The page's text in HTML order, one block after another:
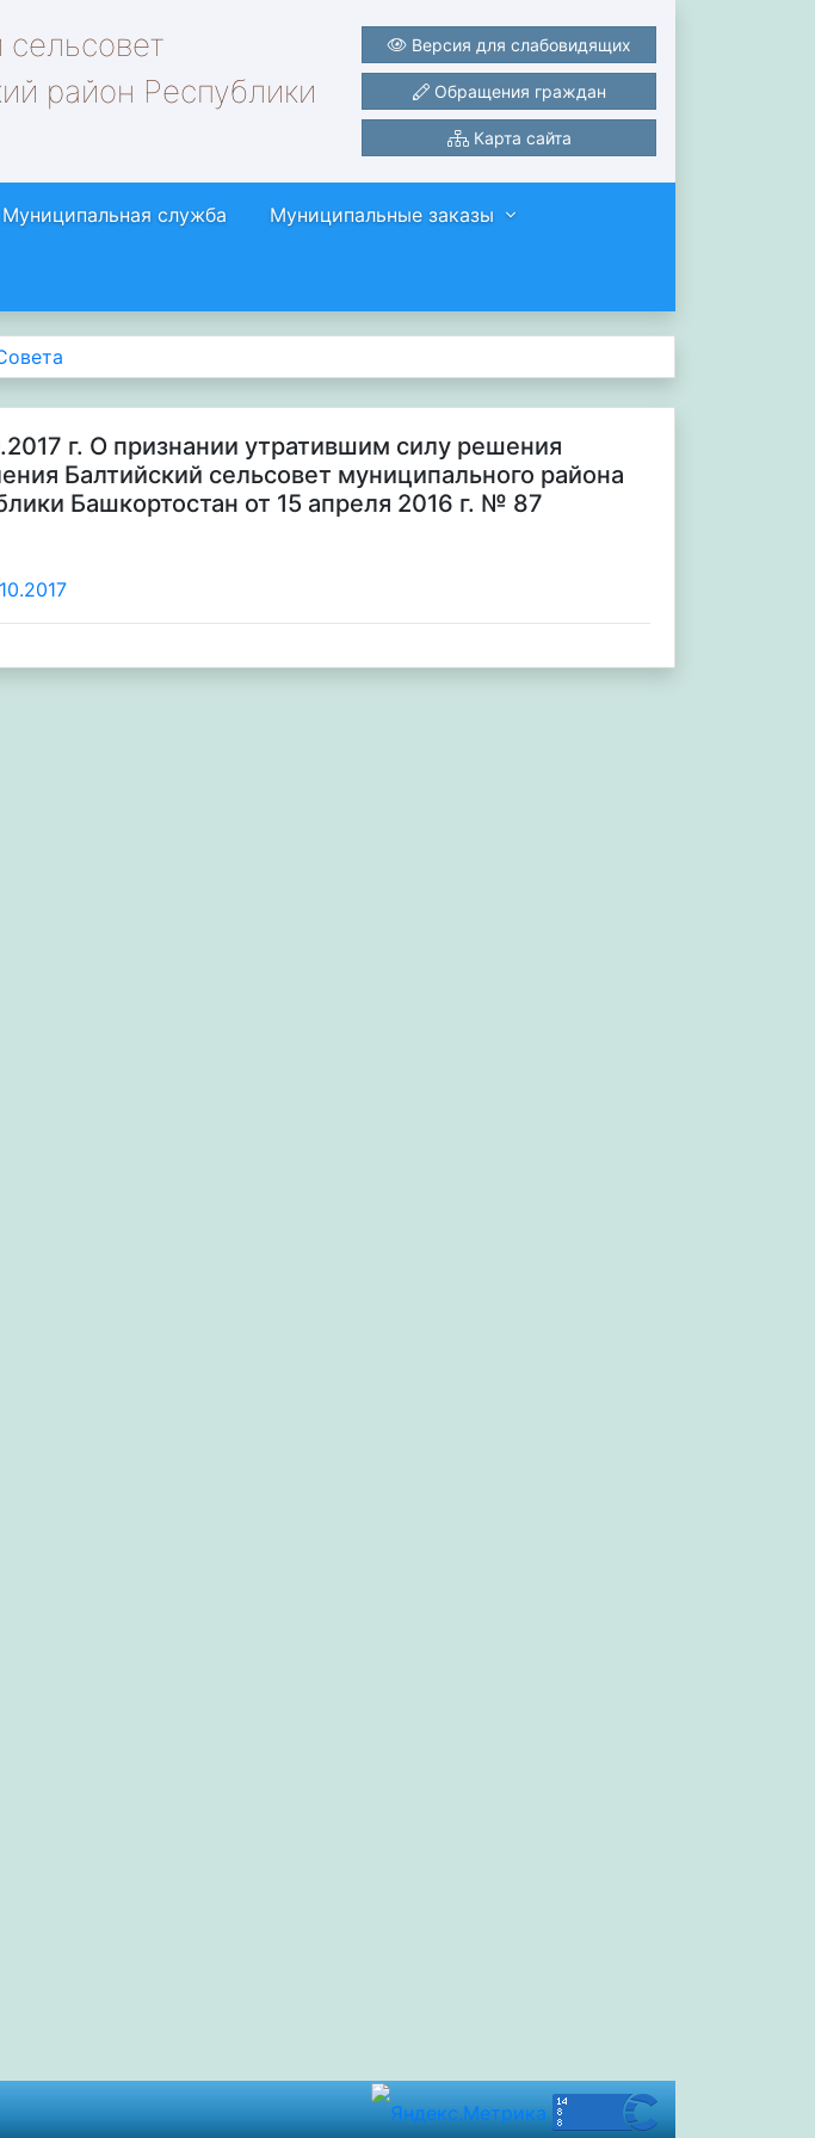
район Республики
Версия для слабовидящих
Обращения граждан
Карта сайта
Муниципальная служба Муниципальные заказы
г. О признании утратившим силу решения
Балтийский сельсовет муниципального района
Башкортостан от 15 апреля 2016 г. № 87